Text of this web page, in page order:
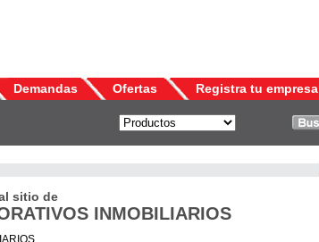
Demandas Ofertas Registra tu empresa
sitio de
INMOBILIARIOS